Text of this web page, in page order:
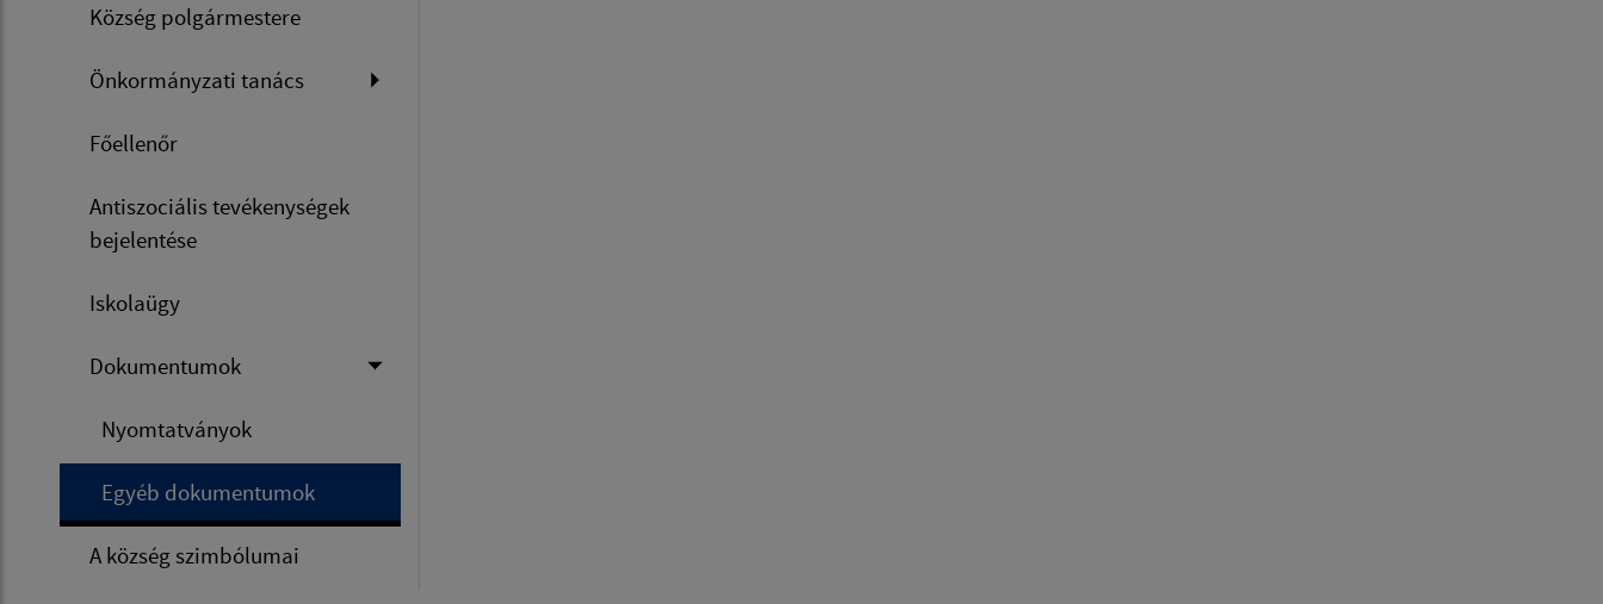
Község polgármestere
Önkormányzati tanács
Főellenőr
Antiszociális tevékenységek
bejelentése
Iskolaügy
Dokumentumok
Nyomtatványok
Egyéb dokumentumok
A község szimbólumai